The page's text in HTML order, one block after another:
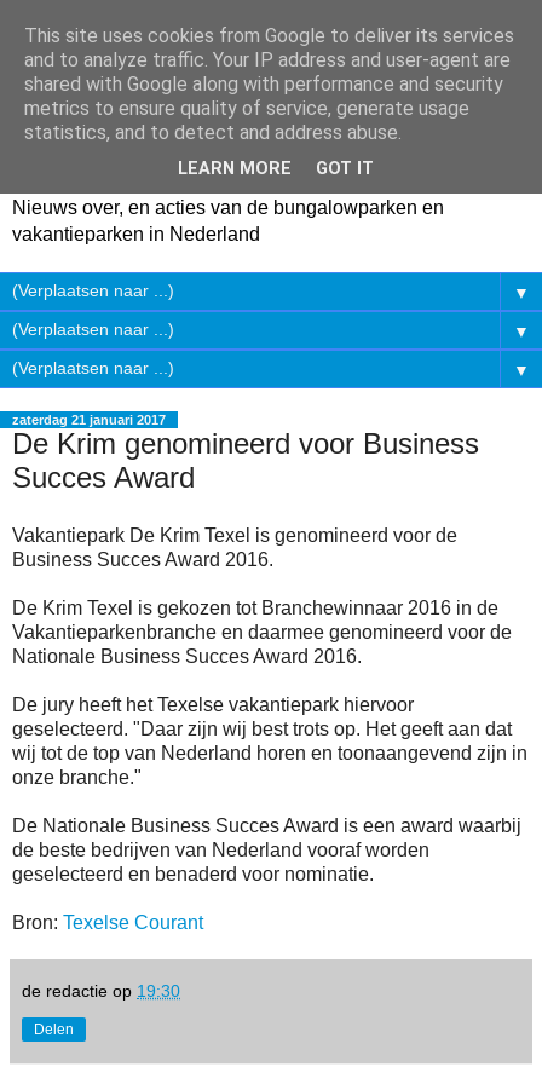
Nieuws over, en acties van de bungalowparken en
vakantieparken in Nederland
▼
▼
▼
zaterdag 21 januari 2017
De Krim genomineerd voor Business
Succes Award
Vakantiepark De Krim Texel is genomineerd voor de
Business Succes Award 2016.
De Krim Texel is gekozen tot Branchewinnaar 2016 in de
Vakantieparkenbranche en daarmee genomineerd voor de
Nationale Business Succes Award 2016.
De jury heeft het Texelse vakantiepark hiervoor
geselecteerd. "Daar zijn wij best trots op. Het geeft aan dat
wij tot de top van Nederland horen en toonaangevend zijn in
onze branche."
De Nationale Business Succes Award is een award waarbij
de beste bedrijven van Nederland vooraf worden
geselecteerd en benaderd voor nominatie.
Bron: Texelse Courant
de redactie op 19:30
Delen
This site uses cookies from Google to deliver its services
and to analyze traffic. Your IP address and user-agent are
shared with Google along with performance and security
metrics to ensure quality of service, generate usage
statistics, and to detect and address abuse.
LEARN MORE GOT IT